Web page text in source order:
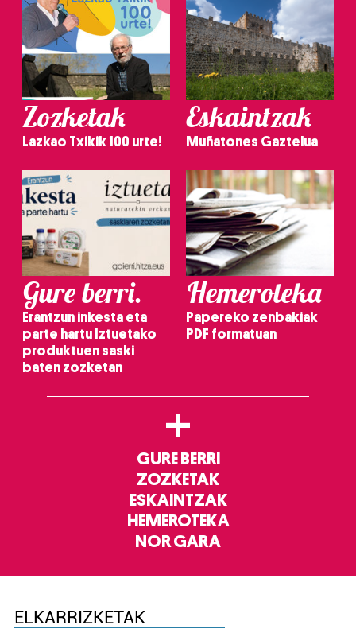
Zozketak
Lazkao Txikik 100 urte!
Eskaintzak
Muñatones Gaztelua
Gure berri.
Erantzun inkesta eta
parte hartu Iztuetako
produktuen saski
baten zozketan
Hemeroteka
Papereko zenbakiak
PDF formatuan
+
GURE BERRI
ZOZKETAK
ESKAINTZAK
HEMEROTEKA
NOR GARA
ELKARRIZKETAK